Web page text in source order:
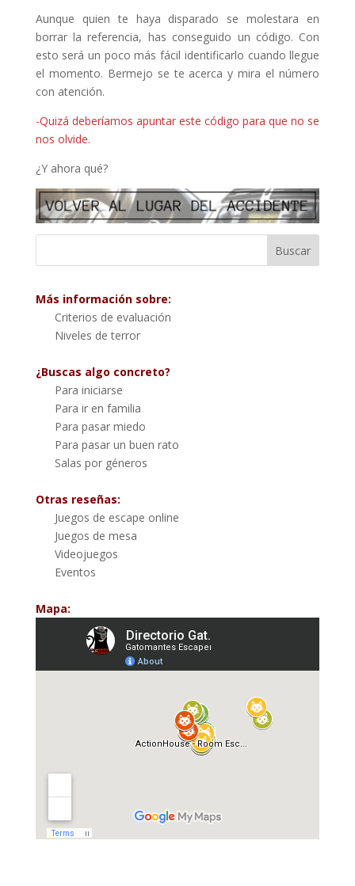
Aunque quien te haya disparado se molestara en
borrar la referencia, has conseguido un código. Con
esto será un poco más fácil identificarlo cuando llegue
el momento. Bermejo se te acerca y mira el número
con atención.
-Quizá deberíamos apuntar este código para que no se
nos olvide.
¿Y ahora qué?
Más información sobre:
Criterios de evaluación
Niveles de terror
¿Buscas algo concreto?
Para iniciarse
Para ir en familia
Para pasar miedo
Para pasar un buen rato
Salas por géneros
Otras reseñas:
Juegos de escape online
Juegos de mesa
Videojuegos
Eventos
Mapa: